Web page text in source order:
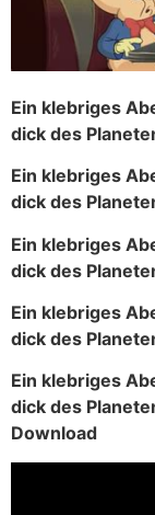
Ein klebriges
dick des
Ein klebriges
dick des
Ein klebriges
dick des
Ein klebriges
dick des
Ein klebriges
dick des
Download